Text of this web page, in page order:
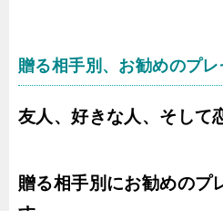
贈る相手別、お勧めのプ
友人、好きな人、そして
贈る相手別にお勧めのプ